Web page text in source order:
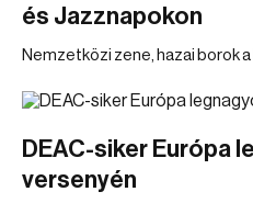
és Jazznapokon
Nemzetközi zene, hazai borok
DEAC-siker Európa
versenyén